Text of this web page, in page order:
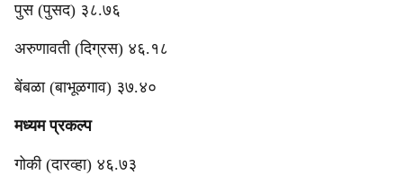
पुस (पुसद) ३८.७६
अरुणावती (दिग्रस) ४६.१८
बेंबळा (बाभूळगाव) ३७.४०
मध्यम प्रकल्प
गोकी (दारव्हा) ४६.७३